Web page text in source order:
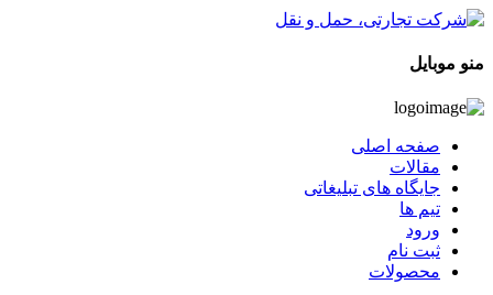
منو موبایل
صفحه اصلی
مقالات
جایگاه های تبلیغاتی
تیم ها
ورود
ثبت نام
محصولات